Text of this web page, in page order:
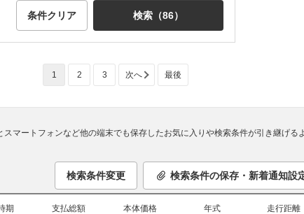
条件クリア 検索（86）
1 2 3 次へ 最後
マートフォンなど他の端末でも保存したお気に入りや検索条件が引き継げる
検索条件変更 検索条件の保存・新着通知設
期
支払総額
本体価格
年式
走行距離